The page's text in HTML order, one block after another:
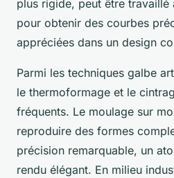
plus rigide, peut être
pour obtenir des courbes
appréciées dans un design
Parmi les techniques galbe
le thermoformage et le
fréquents. Le moulage sur
reproduire des formes
précision remarquable, un
rendu élégant. En milieu